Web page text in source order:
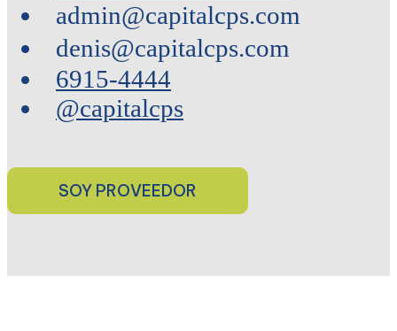
admin@capitalcps.com
denis@capitalcps.com
6915-4444
@capitalcps